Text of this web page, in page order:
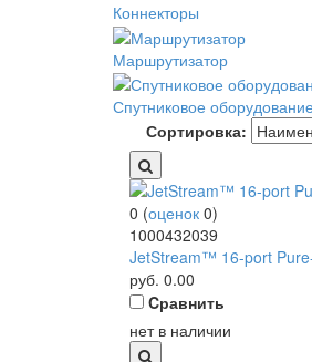
Коннекторы
Маршрутизатор
Спутниковое оборудование
Сортировка:
0 (оценок 0)
1000432039
JetStream™ 16-port
руб. 0.00
Cравнить
нет в наличии